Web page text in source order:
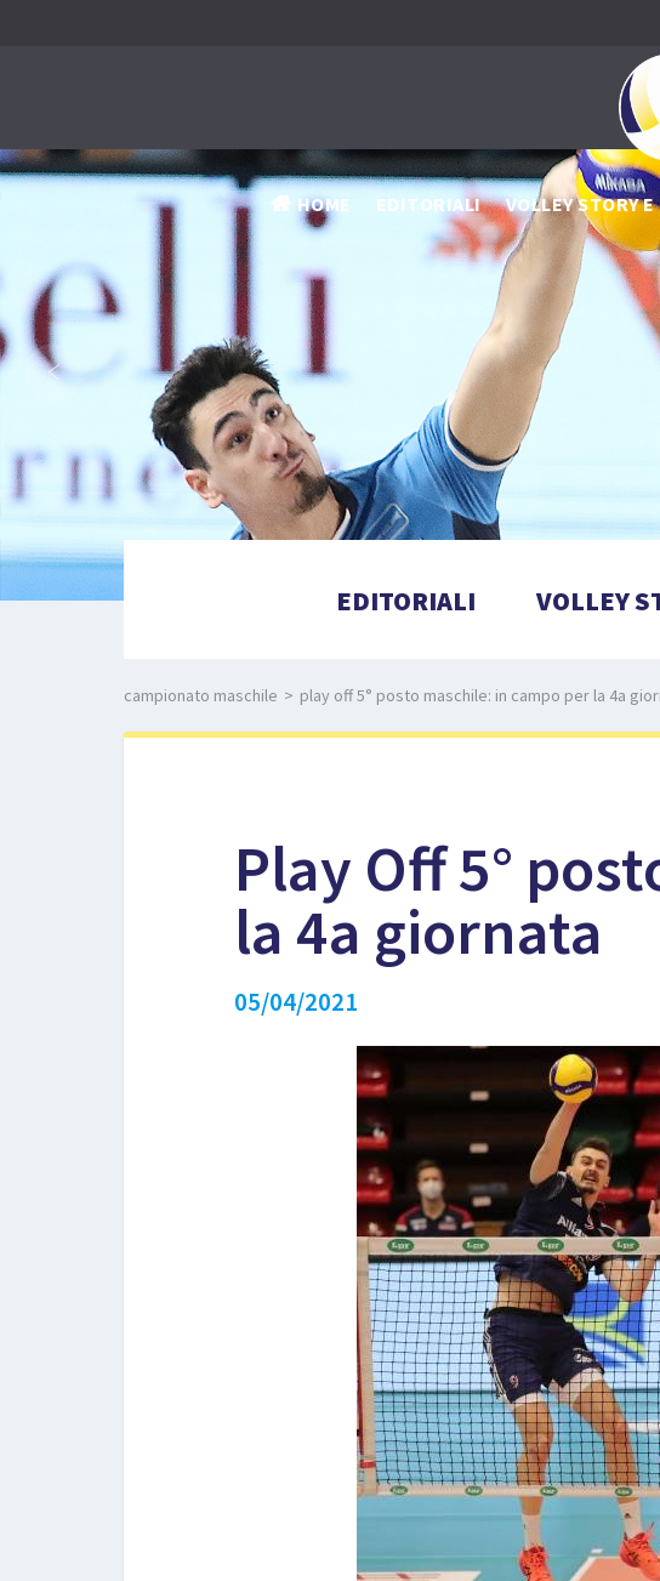
HOME EDITORIALI VOLLEY STORY
‹
EDITORIALI VOLLEY
campionato maschile > play off 5° posto maschile: in campo per la 4a
Play Off 5°
la 4a giornata
05/04/2021